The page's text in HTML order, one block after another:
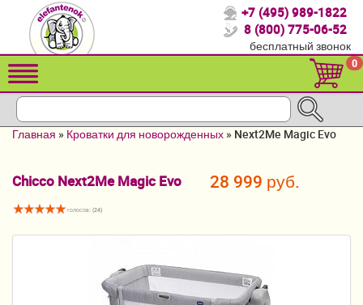
Спасибо, что выбрали нас!
Распродажа!
Детские коляски
Кровати для детей от 2-3 лет
Конверты, муфты
Летние товары
+7 (495) 989-1822
8 (800) 775-06-52
бесплатный звонок
0
Главная » Кроватки для новорожденных » Next2Me Magic Evo
Chicco Next2Me Magic Evo
голосов: (24)
28 999 руб.